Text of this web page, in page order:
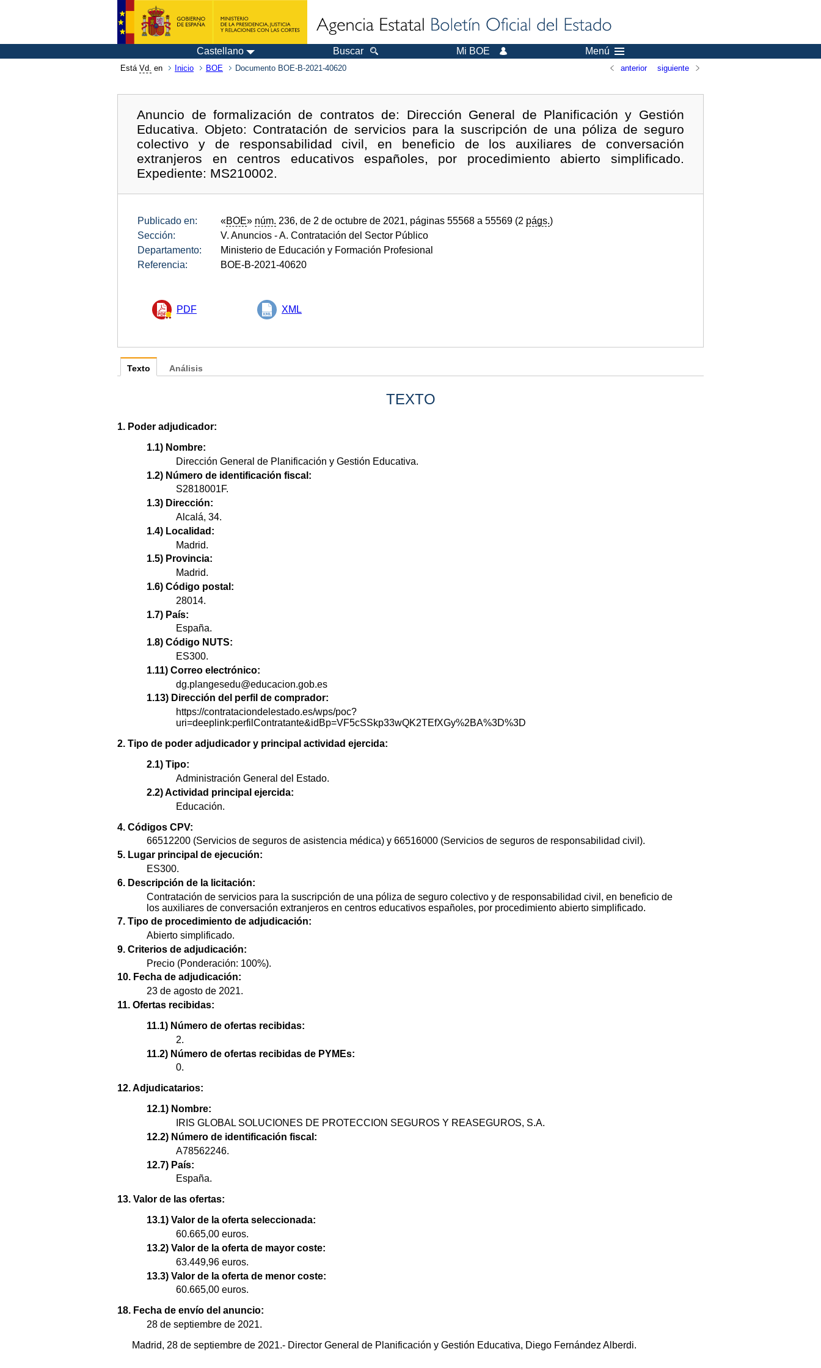
Castellano Buscar Mi BOE Menú
Está Vd. en Inicio BOE Documento BOE-B-2021-40620 anterior siguiente
Anuncio de formalización de contratos de: Dirección General de Planificación y Gestión
Educativa. Objeto: Contratación de servicios para la suscripción de una póliza de seguro
colectivo y de responsabilidad civil, en beneficio de los auxiliares de conversación
extranjeros en centros educativos españoles, por procedimiento abierto simplificado.
Expediente: MS210002.
Publicado en: «BOE» núm. 236, de 2 de octubre de 2021, páginas 55568 a 55569 (2 págs.)
Sección:
V. Anuncios - A. Contratación del Sector Público
Departamento:
Ministerio de Educación y Formación Profesional
Referencia:
BOE-B-2021-40620
PDF XML
Texto
TEXTO
1. Poder adjudicador:
1.1) Nombre:
Dirección General de Planificación y Gestión Educativa.
1.2) Número de identificación fiscal:
S2818001F.
1.3) Dirección:
Alcalá, 34.
1.4) Localidad:
Madrid.
1.5) Provincia:
Madrid.
1.6) Código postal:
28014.
1.7) País:
España.
1.8) Código NUTS:
ES300.
1.11) Correo electrónico:
dg.plangesedu@educacion.gob.es
1.13) Dirección del perfil de comprador:
https://contrataciondelestado.es/wps/poc?
uri=deeplink:perfilContratante&idBp=VF5cSSkp33wQK2TEfXGy%2BA%3D%3D
2. Tipo de poder adjudicador y principal actividad ejercida:
2.1) Tipo:
Administración General del Estado.
2.2) Actividad principal ejercida:
Educación.
4. Códigos CPV:
66512200 (Servicios de seguros de asistencia médica) y 66516000 (Servicios de seguros de responsabilidad civil).
5. Lugar principal de ejecución:
ES300.
6. Descripción de la licitación:
Contratación de servicios para la suscripción de una póliza de seguro colectivo y de responsabilidad civil, en beneficio de
los auxiliares de conversación extranjeros en centros educativos españoles, por procedimiento abierto simplificado.
7. Tipo de procedimiento de adjudicación:
Abierto simplificado.
9. Criterios de adjudicación:
Precio (Ponderación: 100%).
10. Fecha de adjudicación:
23 de agosto de 2021.
11. Ofertas recibidas:
11.1) Número de ofertas recibidas:
2.
11.2) Número de ofertas recibidas de PYMEs:
0.
12. Adjudicatarios:
12.1) Nombre:
IRIS GLOBAL SOLUCIONES DE PROTECCION SEGUROS Y REASEGUROS, S.A.
12.2) Número de identificación fiscal:
A78562246.
12.7) País:
España.
13. Valor de las ofertas:
13.1) Valor de la oferta seleccionada:
60.665,00 euros.
13.2) Valor de la oferta de mayor coste:
63.449,96 euros.
13.3) Valor de la oferta de menor coste:
60.665,00 euros.
18. Fecha de envío del anuncio:
28 de septiembre de 2021.
Madrid, 28 de septiembre de 2021.- Director General de Planificación y Gestión Educativa, Diego Fernández Alberdi.
Análisis